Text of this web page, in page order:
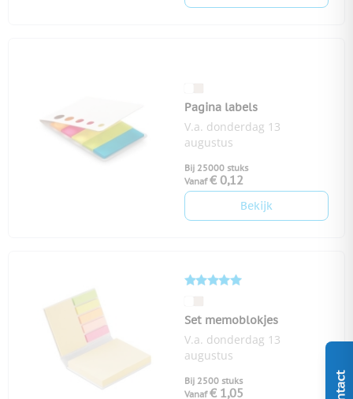
Pagina labels
V.a. donderdag 13
augustus
Bij 25000 stuks
Vanaf € 0,12
Bekijk
Set memoblokjes
V.a. donderdag 13
augustus
Bij 2500 stuks
Vanaf € 1,05